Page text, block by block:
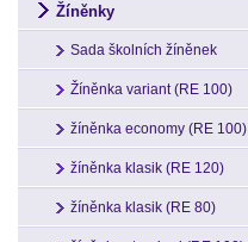
Žíněnky
Sada školních žíněnek
Žíněnka variant (RE 100)
žíněnka economy (RE 100)
žíněnka klasik (RE 120)
žíněnka klasik (RE 80)